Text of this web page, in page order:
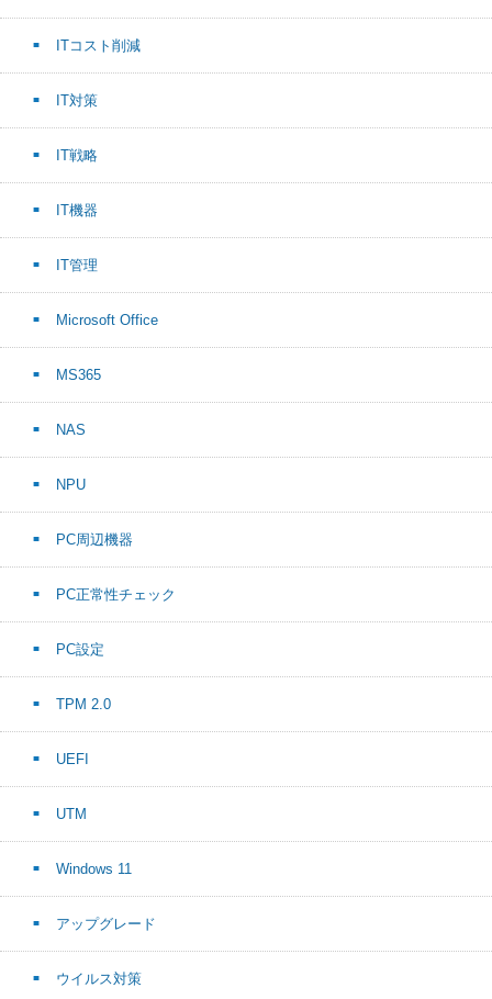
ITコスト削減
IT対策
IT戦略
IT機器
IT管理
Microsoft Office
MS365
NAS
NPU
PC周辺機器
PC正常性チェック
PC設定
TPM 2.0
UEFI
UTM
Windows 11
アップグレード
ウイルス対策